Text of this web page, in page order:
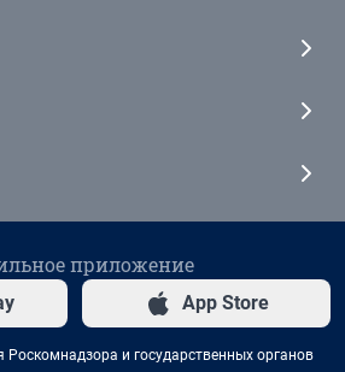
приложение
App Store
Роскомнадзора и государственных органов